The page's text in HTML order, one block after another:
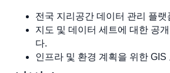
전국 지리공간 데이터 관리 플랫
지도 및 데이터 세트에 대한 공
다.
인프라 및 환경 계획을 위한 GIS